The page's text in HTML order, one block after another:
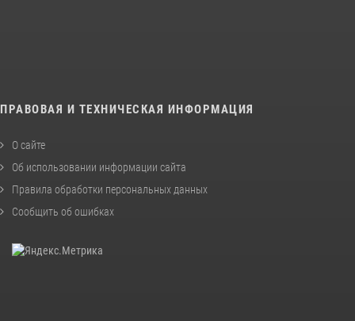
ПРАВОВАЯ И ТЕХНИЧЕСКАЯ ИНФОРМАЦИЯ
О сайте
Об использовании информации сайта
Правила обработки персональных данных
Сообщить об ошибках